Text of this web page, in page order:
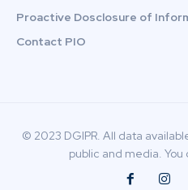
Proactive Dosclosure of
Contact PIO
© 2023 DGIPR. All data
public and media.